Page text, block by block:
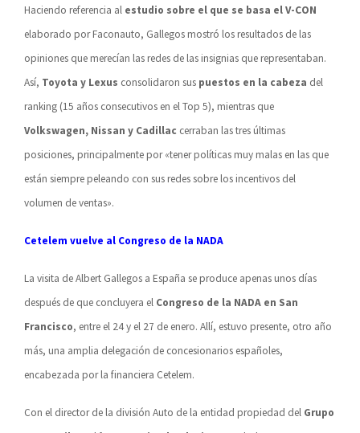
Haciendo referencia al estudio sobre el que se basa el V-CON
elaborado por Faconauto, Gallegos mostró los resultados de las
opiniones que merecían las redes de las insignias que representaban.
Así, Toyota y Lexus consolidaron sus puestos en la cabeza del
ranking (15 años consecutivos en el Top 5), mientras que
Volkswagen, Nissan y Cadillac cerraban las tres últimas
posiciones, principalmente por «tener políticas muy malas en las que
están siempre peleando con sus redes sobre los incentivos del
volumen de ventas».
Cetelem vuelve al Congreso de la NADA
La visita de Albert Gallegos a España se produce apenas unos días
después de que concluyera el Congreso de la NADA en San
Francisco, entre el 24 y el 27 de enero. Allí, estuvo presente, otro año
más, una amplia delegación de concesionarios españoles,
encabezada por la financiera Cetelem.
Con el director de la división Auto de la entidad propiedad del Grupo